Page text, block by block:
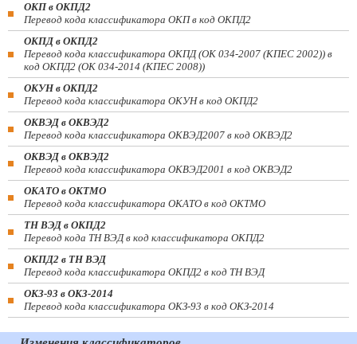
ОКП в ОКПД2
Перевод кода классификатора ОКП в код ОКПД2
ОКПД в ОКПД2
Перевод кода классификатора ОКПД (ОК 034-2007 (КПЕС 2002)) в
код ОКПД2 (ОК 034-2014 (КПЕС 2008))
ОКУН в ОКПД2
Перевод кода классификатора ОКУН в код ОКПД2
ОКВЭД в ОКВЭД2
Перевод кода классификатора ОКВЭД2007 в код ОКВЭД2
ОКВЭД в ОКВЭД2
Перевод кода классификатора ОКВЭД2001 в код ОКВЭД2
ОКАТО в ОКТМО
Перевод кода классификатора ОКАТО в код ОКТМО
ТН ВЭД в ОКПД2
Перевод кода ТН ВЭД в код классификатора ОКПД2
ОКПД2 в ТН ВЭД
Перевод кода классификатора ОКПД2 в код ТН ВЭД
ОКЗ-93 в ОКЗ-2014
Перевод кода классификатора ОКЗ-93 в код ОКЗ-2014